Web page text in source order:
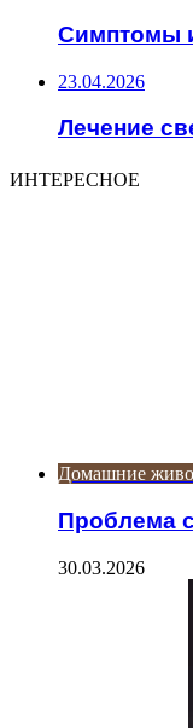
Симптомы
23.04.2026
Лечение
ИНТЕРЕСНОЕ
Домашние
Проблема
30.03.2026